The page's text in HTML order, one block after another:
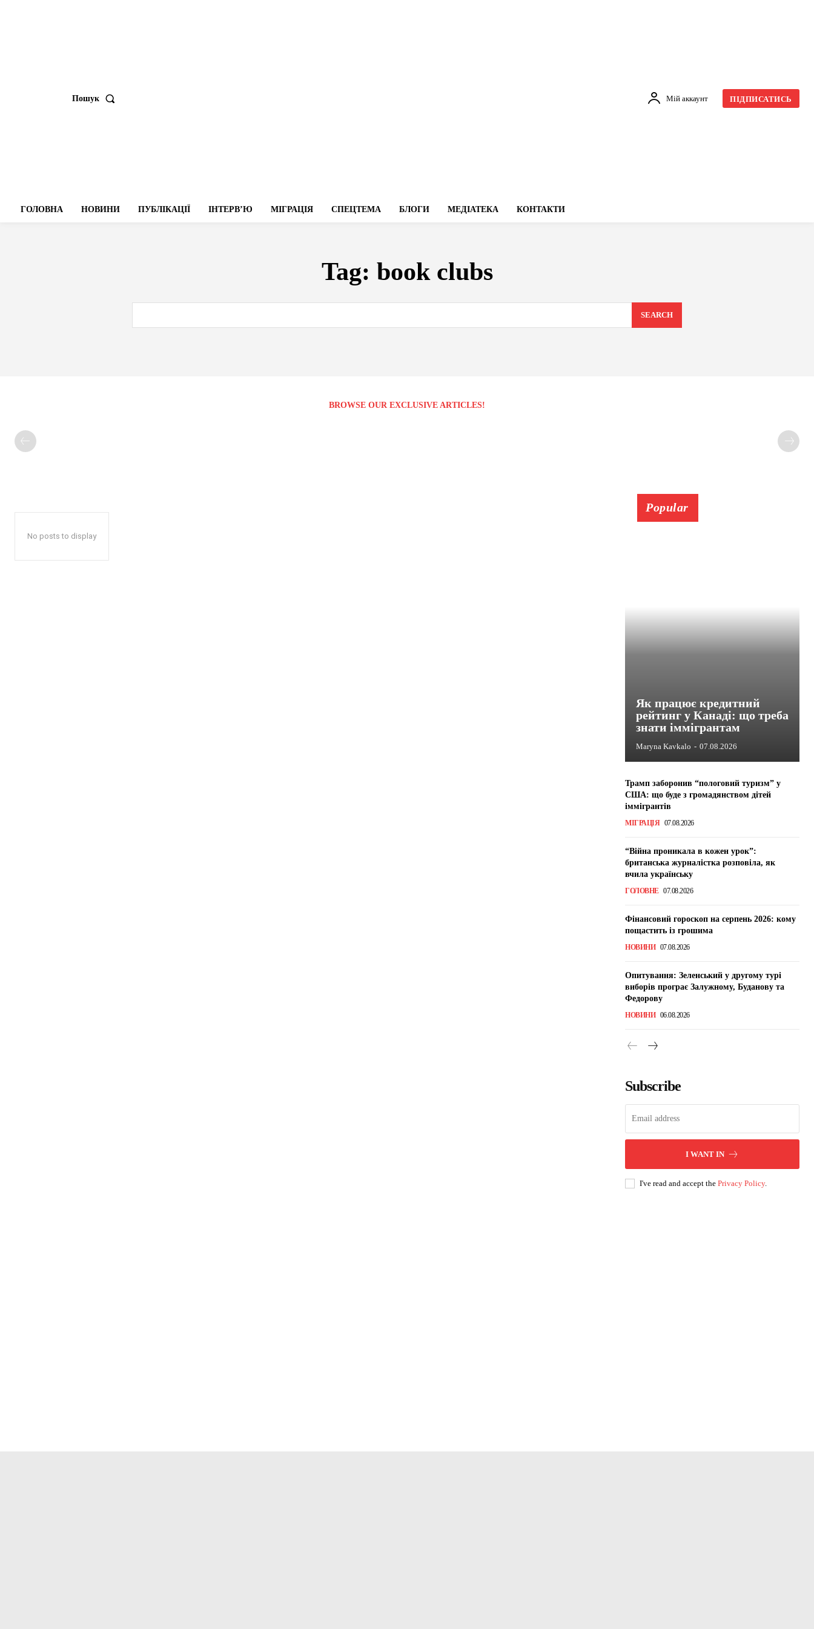
Пошук Мій аккаунт ПІДПИСАТИСЬ
ГОЛОВНА НОВИНИ ПУБЛІКАЦІЇ ІНТЕРВʼЮ МІГРАЦІЯ СПЕЦТЕМА БЛОГИ МЕДІАТЕКА КОНТАКТИ
Tag: book clubs
SEARCH
BROWSE OUR EXCLUSIVE ARTICLES!
No posts to display
Popular
Як працює кредитний
рейтинг у Канаді: що треба
знати іммігрантам
Maryna Kavkalo - 07.08.2026
Трамп заборонив “пологовий туризм” у
США: що буде з громадянством дітей
іммігрантів
МІГРАЦІЯ 07.08.2026
“Війна проникала в кожен урок”:
британська журналістка розповіла, як
вчила українську
ГОЛОВНЕ 07.08.2026
Фінансовий гороскоп на серпень 2026: кому
пощастить із грошима
НОВИНИ 07.08.2026
Опитування: Зеленський у другому турі
виборів програє Залужному, Буданову та
Федорову
НОВИНИ 06.08.2026
Subscribe
I WANT IN
I've read and accept the Privacy Policy.